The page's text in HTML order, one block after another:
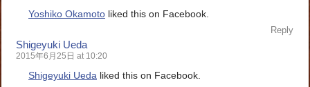
Yoshiko Okamoto liked this on Facebook.
Reply
Shigeyuki Ueda
2015年6月25日 at 10:20
Shigeyuki Ueda liked this on Facebook.